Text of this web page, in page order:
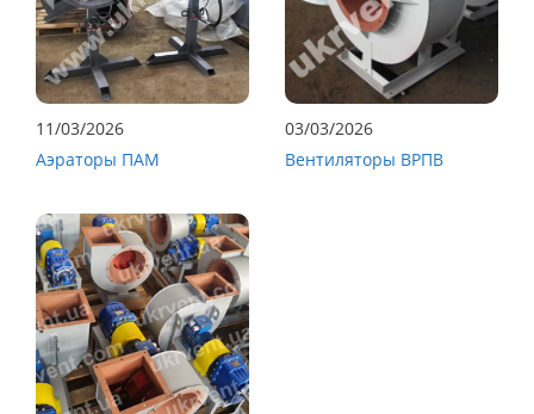
11/03/2026
Аэраторы ПАМ
03/03/2026
Вентиляторы ВРПВ